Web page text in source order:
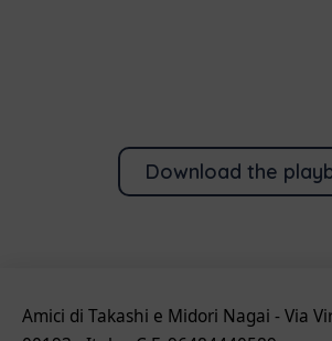
Download the
Amici di Takashi e Midori Nagai - Via